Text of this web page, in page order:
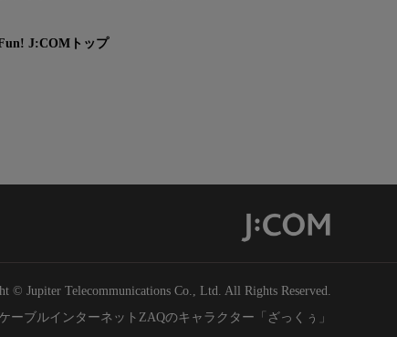
J:COMトップ
© Jupiter Telecommunications Co., Ltd. All Rights Reserved.
ーブルインターネットZAQのキャラクター「ざっくぅ」